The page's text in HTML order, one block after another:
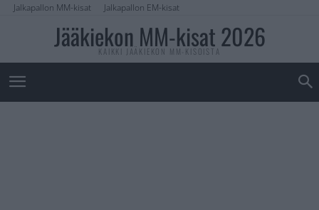
Jalkapallon MM-kisat Jalkapallon EM-kisat
Jääkiekon MM-kisat 2026
KAIKKI JÄÄKIEKON MM-KISOISTA